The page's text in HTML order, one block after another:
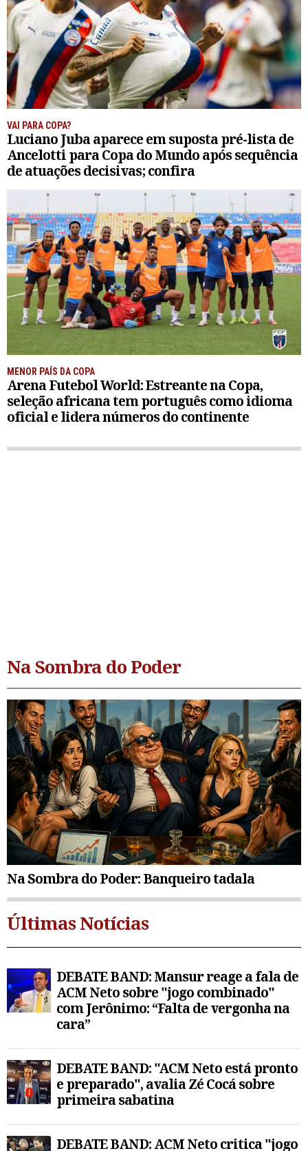
VAI PARA COPA?
Luciano Juba aparece em suposta pré-lista de
Ancelotti para Copa do Mundo após sequência
de atuações decisivas; confira
MENOR PAÍS DA COPA
Arena Futebol World: Estreante na Copa,
seleção africana tem português como idioma
oficial e lidera números do continente
Na Sombra do Poder
Na Sombra do Poder: Banqueiro tadala
Últimas Notícias
DEBATE BAND: Mansur reage a fala de
ACM Neto sobre "jogo combinado"
com Jerônimo: “Falta de vergonha na
cara”
DEBATE BAND: "ACM Neto está pronto
e preparado", avalia Zé Cocá sobre
primeira sabatina
DEBATE BAND: ACM Neto critica "jogo